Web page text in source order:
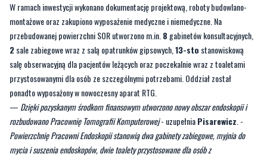
W ramach inwestycji wykonano dokumentację projektową, roboty budowlano-
montażowe oraz zakupiono wyposażenie medyczne i niemedyczne. Na
przebudowanej powierzchni SOR utworzono m.in.8 gabinetów konsultacyjnych,
2sale zabiegowe wraz z salą opatrunków gipsowych,13-sto stanowiskową
salę obserwacyjną dla pacjentów leżących oraz poczekalnie wraz z toaletami
przystosowanymi dla osób ze szczególnymi potrzebami. Oddział został
ponadto wyposażony w nowoczesny aparat RTG.
— Dzięki pozyskanym środkom finansowym utworzono nowy obszar endoskopii i
rozbudowano Pracownię Tomografii Komputerowej- uzupełniaPisarewicz. -
Powierzchnię Pracowni Endoskopii stanowią dwa gabinety zabiegowe, myjnia do
mycia i suszenia endoskopów, dwie toalety przystosowane dla osób z